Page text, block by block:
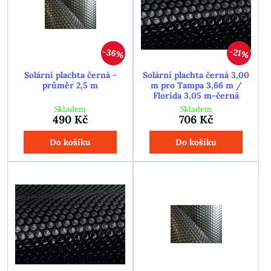
36%
Solární plachta černá -
průměr 2,5 m
Skladem
490 Kč
Do košíku
21%
Solární plachta černá 3,00
m pro Tampa 3,66 m /
Florida 3,05 m-černá
Skladem
706 Kč
Do košíku